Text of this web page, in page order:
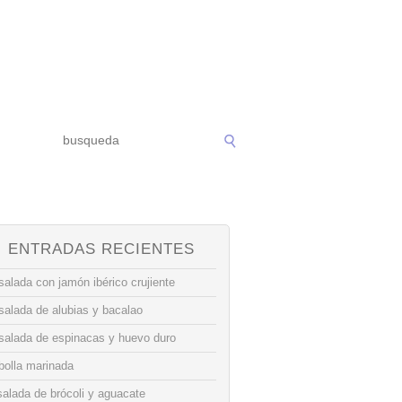
ENTRADAS RECIENTES
con jamón ibérico crujiente
de alubias y bacalao
de espinacas y huevo duro
marinada
de brócoli y aguacate